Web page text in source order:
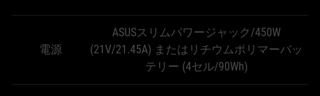
電源
ASUSスリムパワージャック/450W
(21V/21.45A) またはリチウムポリマーバッ
テリー (4セル/90Wh)